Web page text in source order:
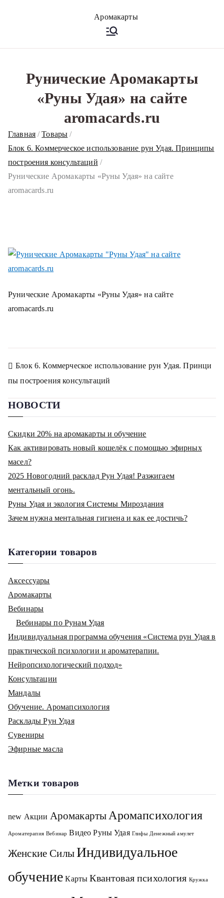
Аромакарт
Рунические Аромакарты
«Руны Удая» на сайте
aromacards.ru
Главная
Товары
Блок 6. Коммерческое использование рун Удая. Принципы
построения консультаций
Рунические Аромакарты «Руны Удая» на сайте
aromacards.ru
Рунические Аромакарты «Руны Удая» на сайте
aromacards.ru
Навигация
по
записям
Блок 6. Коммерческое использование рун Удая. Принци
пы построения консультаций
НОВОСТИ
Скидки 20% на аромакарты и обучение
Как активировать новый кошелёк с помощью эфирных
масел?
2025 Новогодний расклад Рун Удая! Разжигаем
ментальный огонь.
Руны Удая и экология Системы Мироздания
Зачем нужна ментальная гигиена и как ее достичь?
Категории товаров
Аксессуары
Аромакарты
Вебинары
Вебинары по Рунам Удая
Индивидуальная программа обучения «Система рун Удая в
практической психологии и ароматерапии.
Нейропсихологический подход»
Консультации
Мандалы
Обучение. Аромапсихология
Расклады Рун Удая
Сувениры
Эфирные масла
Метки товаров
new Акции АромакартыАромапсихология
Ароматерапия Вебинар Видео Руны Удая Глифы Денежный амулет
Женские СилыИндивидуальное
обучение Карты Квантовая психология Кружка